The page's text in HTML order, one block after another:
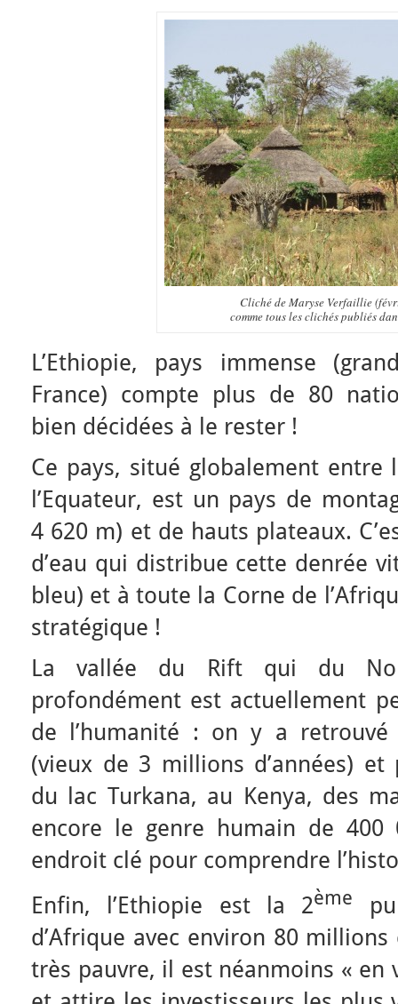
Cliché de Maryse Verfaillie
comme tous les clichés publiés
L’Ethiopie, pays immense
France) compte plus de 80
bien décidées à le rester !
Ce pays, situé globalement
l’Equateur, est un pays de
4 620 m) et de hauts plateaux.
d’eau qui distribue cette denrée
bleu) et à toute la Corne de
stratégique !
La vallée du Rift qui du
profondément est actuellement
de l’humanité : on y a retrouvé
(vieux de 3 millions d’années)
du lac Turkana, au Kenya, des
encore le genre humain de 400
endroit clé pour comprendre
Enfin, l’Ethiopie est la 2ème
d’Afrique avec environ 80 millions
très pauvre, il est néanmoins « en